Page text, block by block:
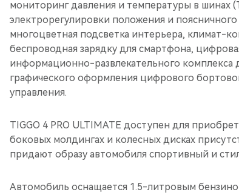
мониторинг давления и температуры в шинах
электрорегулировки положения и
многоцветная подсветка интерьера, климат-
беспроводная зарядку для смартфона,
информационно-развлекательного
графического оформления цифрового
управления.
TIGGO 4 PRO ULTIMATE доступен для
боковых молдингах и колесных дисках
придают образу автомобиля спортивный и
Автомобиль оснащается 1.5-литровым